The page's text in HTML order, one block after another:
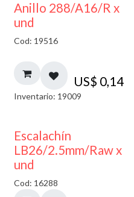
Anillo 288/A16/R x
und
Cod: 19516
US$ 0,14
Inventario: 19009
Escalachín
LB26/2.5mm/Raw x
und
Cod: 16288